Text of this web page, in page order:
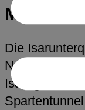
München
Die
Neubaus des
Isar“